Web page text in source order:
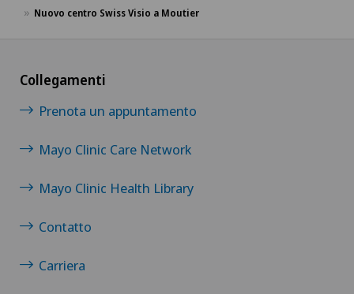
Nuovo centro Swiss Visio a Moutier
Collegamenti
Prenota un appuntamento
Mayo Clinic Care Network
Mayo Clinic Health Library
Contatto
Carriera